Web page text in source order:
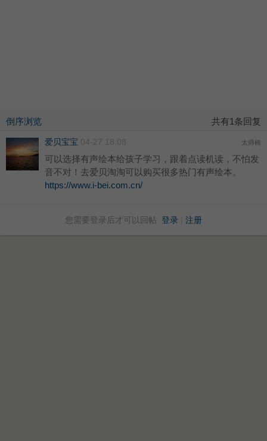
倒序浏览 共有1条回复
爱贝宝宝 04-27 18:08 太师椅
可以选择有声绘本给孩子学习，跟着点读机读，不怕发
音不对！去爱贝淘淘可以购买很多热门有声绘本。
https://www.i-bei.com.cn/
您需要登录后才可以回帖 登录 注册